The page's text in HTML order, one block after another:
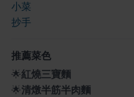
小菜
抄手
推薦菜色
🌟紅燒三寶麵
🌟清燉半筋半肉麵